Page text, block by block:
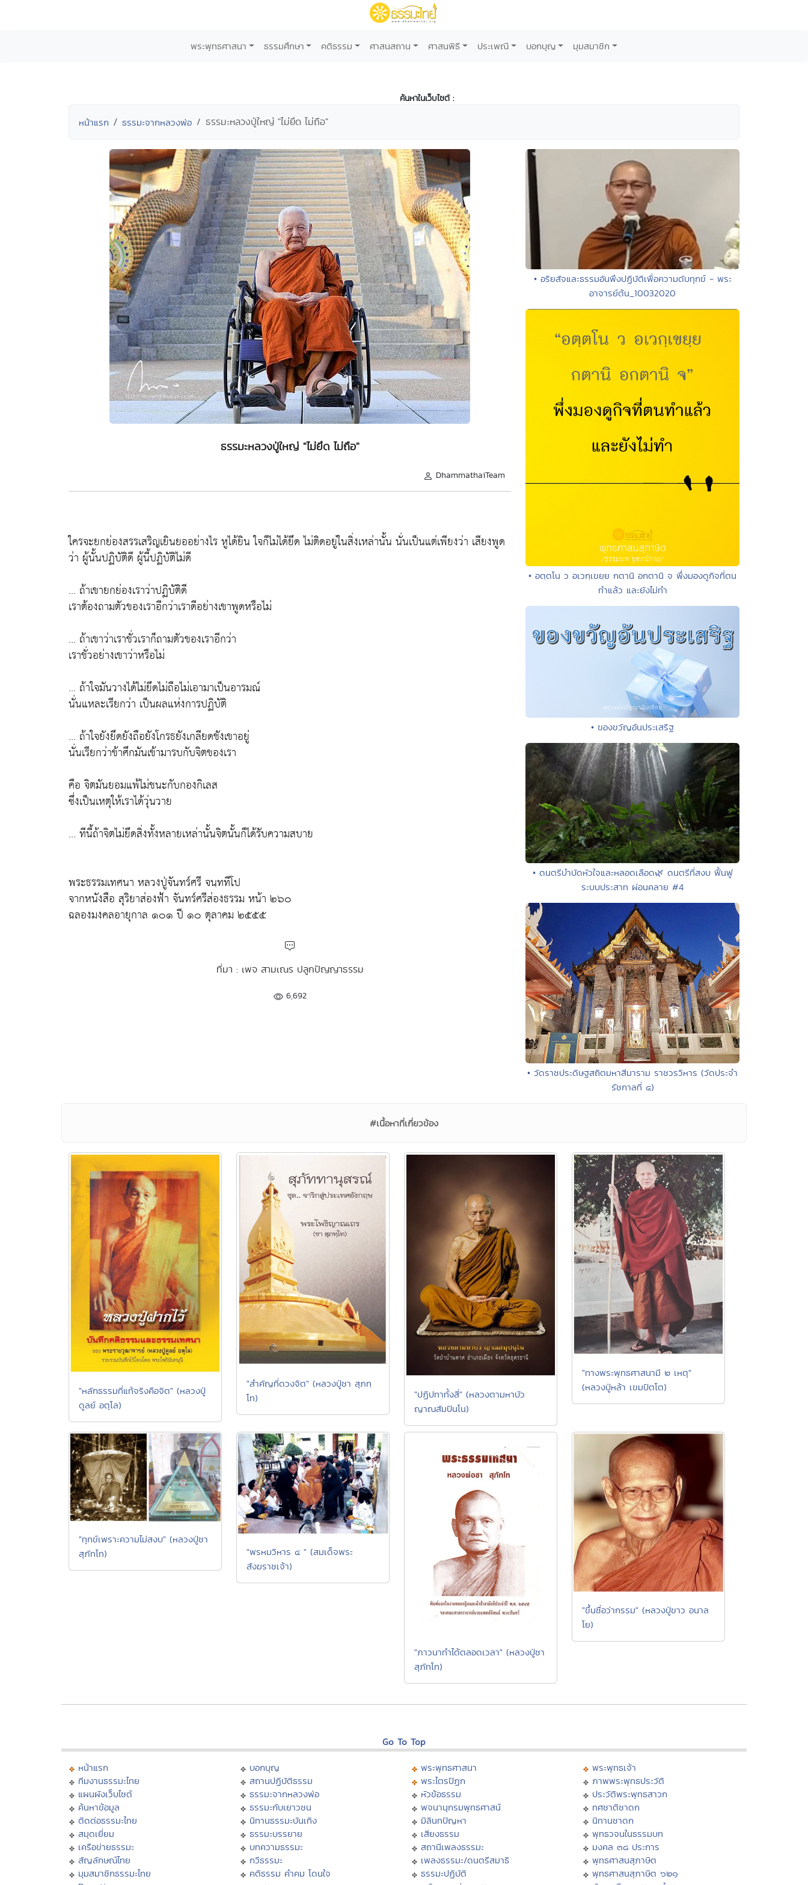
พระพุทธศาสนา ธรรมศึกษา คติธรรม ศาสนสถาน ศาสนพิธี ประเพณี บอกบุญ มุมสมาชิก
ค้นหาในเว็บไซต์ :
หน้าแรก ธรรมะจากหลวงพ่อ ธรรมะหลวงปู่ใหญ่ "ไม่ยึด ไม่ถือ"
ธรรมะหลวงปู่ใหญ่ "ไม่ยึด ไม่ถือ"
DhammathaiTeam
ใครจะยกย่องสรรเสริญเยินยออย่างไร หูได้ยิน ใจก็ไม่ได้ยึด ไม่ติดอยู่ในสิ่งเหล่านั้น นั่นเป็นแต่เพียงว่า เสียงพูด
ว่า ผู้นั้นปฏิบัติดี ผู้นี้ปฏิบัติไม่ดี
... ถ้าเขายกย่องเราว่าปฏิบัติดี
เราต้องถามตัวของเราอีกว่าเราดีอย่างเขาพูดหรือไม่
... ถ้าเขาว่าเราชั่วเราก็ถามตัวของเราอีกว่า
เราชั่วอย่างเขาว่าหรือไม่
... ถ้าใจมันวางได้ไม่ยึดไม่ถือไม่เอามาเป็นอารมณ์
นั่นแหละเรียกว่า เป็นผลแห่งการปฏิบัติ
... ถ้าใจยังยึดยังถือยังโกรธยังเกลียดชังเขาอยู่
นั่นเรียกว่าข้าศึกมันเข้ามารบกับจิตของเรา
คือ จิตมันยอมแพ้ไม่ชนะกับกองกิเลส
ซึ่งเป็นเหตุให้เราได้วุ่นวาย
... ทีนี้ถ้าจิตไม่ยึดสิ่งทั้งหลายเหล่านั้นจิตนั้นก็ได้รับความสบาย
พระธรรมเทศนา หลวงปู่จันทร์ศรี จนฺททีโป
จากหนังสือ สุริยาส่องฟ้า จันทร์ศรีส่องธรรม หน้า ๒๖๐
ฉลองมงคลอายุกาล ๑๐๑ ปี ๑๐ ตุลาคม ๒๕๕๕
ที่มา : เพจ สามเณร ปลูกปัญญาธรรม
6,692
• อริยสัจและธรรมอันพึงปฏิบัติเพื่อความดับทุกข์ - พระ
อาจารย์ต้น_10032020
• อตฺตโน ว อเวกฺเขยฺย กตานิ อกตานิ จ พึ่งมองดูกิจที่ตน
ทำแล้ว และยังไม่ทำ
• ของขวัญอันประเสริฐ
• ดนตรีบำบัดหัวใจและหลอดเลือด🌿 ดนตรีที่สงบ ฟื้นฟู
ระบบประสาท ผ่อนคลาย #4
• วัดราชประดิษฐสถิตมหาสีมาราม ราชวรวิหาร (วัดประจำ
รัชกาลที่ ๔)
#เนื้อหาที่เกี่ยวข้อง
"หลักธรรมที่แท้จริงคือจิต" (หลวงปู่
ดูลย์ อตุโล)
"สำคัญที่ดวงจิต" (หลวงปู่ชา สุภทฺ
โท)
"ปฏิปทาทั้งสี่" (หลวงตามหาบัว
ญาณสัมปันโน)
"ทางพระพุทธศาสนามี ๒ เหตุ"
(หลวงปู่หล้า เขมปัตโต)
"ทุกข์เพราะความไม่สงบ" (หลวงปู่ชา
สุภัทโท)
"พรหมวิหาร ๔ " (สมเด็จพระ
สังฆราชเจ้า)
"ภาวนาทำได้ตลอดเวลา" (หลวงปู่ชา
สุภัทโท)
"ขึ้นชื่อว่ากรรม" (หลวงปู่ขาว อนาล
โย)
Go To Top
หน้าแรก
ทีมงานธรรมะไทย
แผนผังเว็บไซต์
ค้นหาข้อมูล
ติดต่อธรรมะไทย
สมุดเยี่ยม
เครือข่ายธรรมะ
สัญลักษณ์ไทย
มุมสมาชิกธรรมะไทย
บอกบุญ
สถานปฏิบัติธรรม
ธรรมะจากหลวงพ่อ
ธรรมะกับเยาวชน
นิทานธรรมะบันเทิง
ธรรมะบรรยาย
บทความธรรมะ
กวีธรรมะ
คติธรรม คำคม โดนใจ
พระพุทธศาสนา
พระไตรปิฏก
หัวข้อธรรม
พจนานุกรมพุทธศาสน์
มิลินทปัญหา
เสียงธรรม
สถานีเพลงธรรมะ
เพลงธรรมะ/ดนตรีสมาธิ
ธรรมะปฏิบัติ
พระพุทธเจ้า
ภาพพระพุทธประวัติ
ประวัติพระพุทธสาวก
ทศชาติชาดก
นิทานชาดก
พุทธวจนในธรรมบท
มงคล ๓๘ ประการ
พุทธศาสนสุภาษิต
พุทธศาสนสุภาษิต ๖๒๑